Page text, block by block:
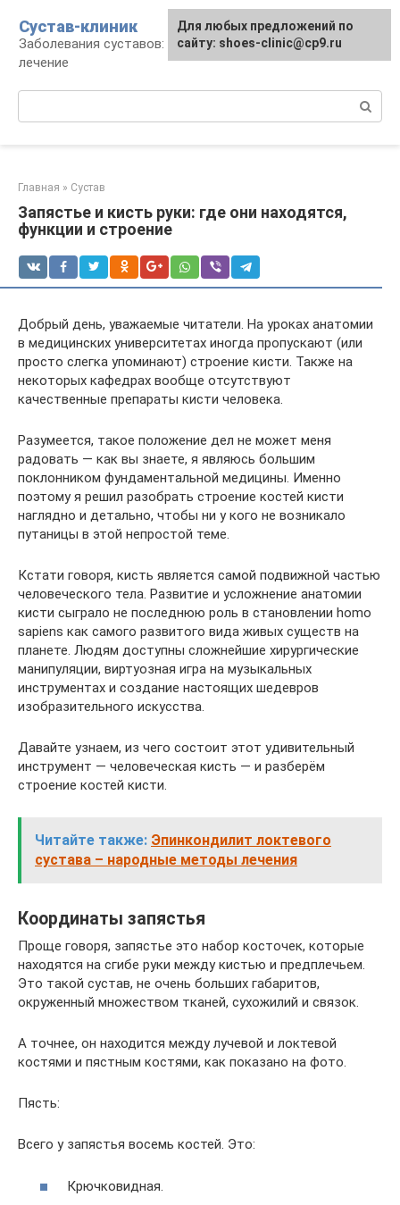
контенту
Сустав-клиник
Заболевания суставов: профилактика и
лечение
Главная » Сустав
Запястье и кисть руки: где они находятся,
функции и строение
Добрый день, уважаемые читатели. На уроках анатомии
в медицинских университетах иногда пропускают (или
просто слегка упоминают) строение кисти. Также на
некоторых кафедрах вообще отсутствуют
качественные препараты кисти человека.
Разумеется, такое положение дел не может меня
радовать — как вы знаете, я являюсь большим
поклонником фундаментальной медицины. Именно
поэтому я решил разобрать строение костей кисти
наглядно и детально, чтобы ни у кого не возникало
путаницы в этой непростой теме.
Кстати говоря, кисть является самой подвижной частью
человеческого тела. Развитие и усложнение анатомии
кисти сыграло не последнюю роль в становлении homo
sapiens как самого развитого вида живых существ на
планете. Людям доступны сложнейшие хирургические
манипуляции, виртуозная игра на музыкальных
инструментах и создание настоящих шедевров
изобразительного искусства.
Давайте узнаем, из чего состоит этот удивительный
инструмент — человеческая кисть — и разберём
строение костей кисти.
Читайте также: Эпинкондилит локтевого
сустава – народные методы лечения
Координаты запястья
Проще говоря, запястье это набор косточек, которые
находятся на сгибе руки между кистью и предплечьем.
Это такой сустав, не очень больших габаритов,
окруженный множеством тканей, сухожилий и связок.
А точнее, он находится между лучевой и локтевой
костями и пястным костями, как показано на фото.
Пясть:
Всего у запястья восемь костей. Это:
Крючковидная.
Для любых предложений по
сайту: shoes-clinic@cp9.ru